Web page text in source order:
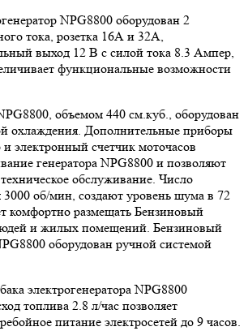
NPG8800 оборудован 2
тока, розетка 16А и 32А,
выход 12 В с силой тока 8.3 Ампер,
функциональные возможности
объемом 440 см.куб., оборудован
охлаждения. Дополнительные приборы
и электронный счетчик моточасов
генератора NPG8800 и позволяют
обслуживание. Число
3000 об/мин, создают уровень шума в 72
комфортно размещать Бензиновый
и жилых помещений. Бензиновый
оборудован ручной системой
электрогенератора NPG8800
топлива 2.8 л/час позволяет
питание электросетей до 9 часов.